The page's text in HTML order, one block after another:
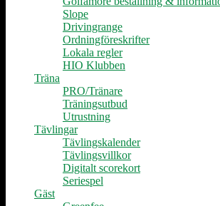
Slope
Drivingrange
Ordningföreskrifter
Lokala regler
HIO Klubben
Träna
PRO/Tränare
Träningsutbud
Utrustning
Tävlingar
Tävlingskalender
Tävlingsvillkor
Digitalt scorekort
Seriespel
Gäst